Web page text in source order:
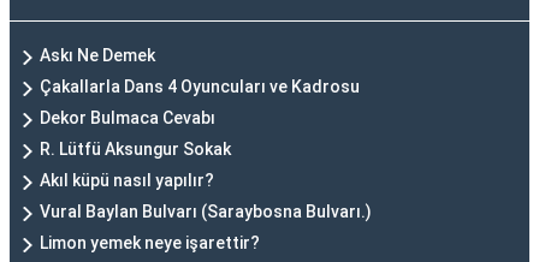
Askı Ne Demek
Çakallarla Dans 4 Oyuncuları ve Kadrosu
Dekor Bulmaca Cevabı
R. Lütfü Aksungur Sokak
Akıl küpü nasıl yapılır?
Vural Baylan Bulvarı (Saraybosna Bulvarı.)
Limon yemek neye işarettir?